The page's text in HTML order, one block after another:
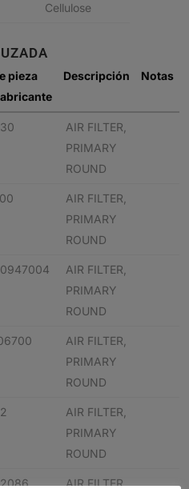
Cellulose
pieza
Descripción Notas
AIR FILTER,
PRIMARY
ROUND
AIR FILTER,
PRIMARY
ROUND
AIR FILTER,
PRIMARY
ROUND
AIR FILTER,
PRIMARY
ROUND
AIR FILTER,
PRIMARY
ROUND
AIR FILTER,